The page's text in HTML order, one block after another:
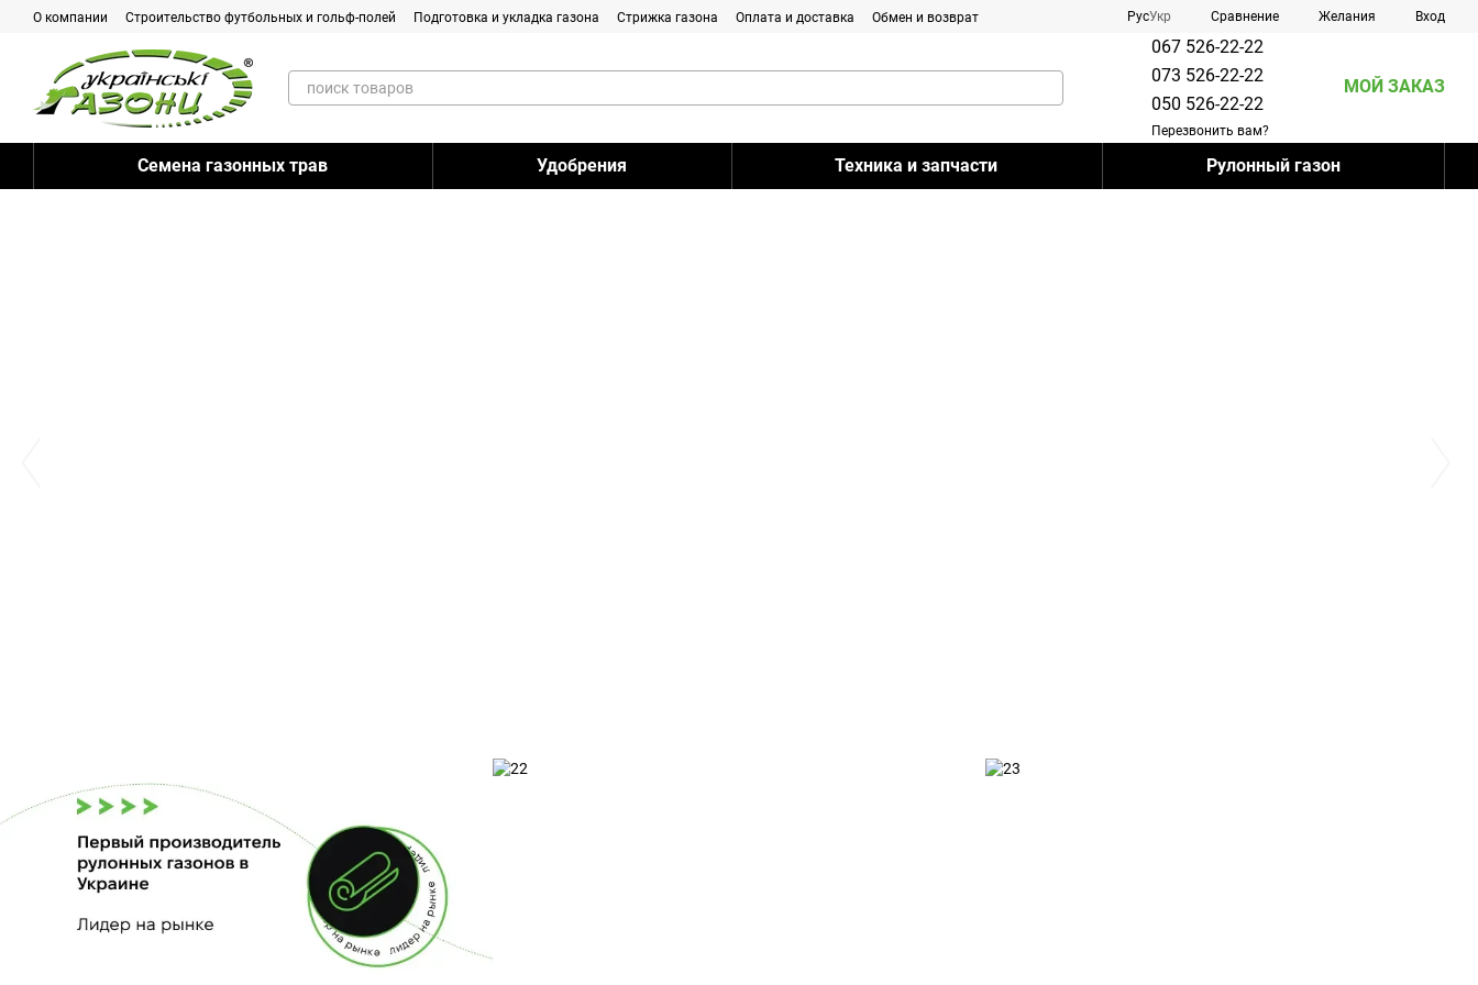
Перейти к основному контенту
О компании Строительство футбольных и гольф-полей Подготовка и укладка газона Стрижка газона Оплата и доставка
Обмен и возврат
РусУкр Сравнение Желания Вход
067 526-22-22
073 526-22-22
050 526-22-22
Перезвонить вам?
МОЙ ЗАКАЗ
Семена газонных трав Удобрения Техника и запчасти Рулонный газон